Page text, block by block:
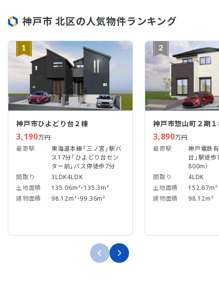
神戸市 北区の人気物件ランキング
1
神戸市ひよどり台２棟
3,190万円
最寄駅
東海道本線「三ノ宮」駅バ
ス17分「ひよどり台セン
ター前」バス停徒歩7分
間取り
3LDK4LDK
土地面積
135.06m²・135.3m²
建物面積
98.12m²・99.36m²
2
神戸市惣山町２期
3,890万円
最寄駅
神戸電鉄
台」駅徒歩
800m）
間取り
4LDK
土地面積
152.67m²
建物面積
98.12m²